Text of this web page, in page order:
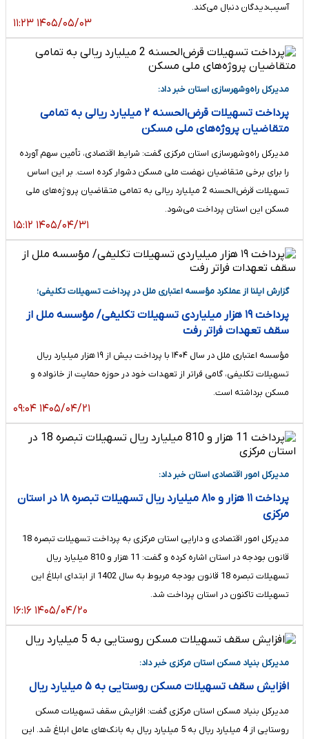
آسیب‌دیدگان دنبال می‌کند.
۱۴۰۵/۰۵/۰۳ ۱۱:۲۳
مدیرکل راه‌وشهرسازی استان خبر داد:
پرداخت تسهیلات قرض‌الحسنه ۲ میلیارد ریالی به تمامی
متقاضیان پروژه‌های ملی مسکن
مدیرکل راه‌وشهرسازی استان مرکزی گفت: شرایط اقتصادی، تأمین سهم آورده
را برای برخی متقاضیان نهضت ملی مسکن دشوار کرده است. بر این اساس
تسهیلات قرض‌الحسنه 2 میلیارد ریالی به تمامی متقاضیان پروژه‌های ملی
مسکن این استان پرداخت می‌شود.
۱۴۰۵/۰۴/۳۱ ۱۵:۱۲
گزارش ایلنا از عملکرد مؤسسه اعتباری ملل در پرداخت تسهیلات تکلیفی؛
پرداخت ۱۹ هزار میلیاردی تسهیلات تکلیفی/ مؤسسه ملل از
سقف تعهدات فراتر رفت
مؤسسه اعتباری ملل در سال ۱۴۰۴ با پرداخت بیش از ۱۹ هزار میلیارد ریال
تسهیلات تکلیفی، گامی فراتر از تعهدات خود در حوزه حمایت از خانواده و
مسکن برداشته است.
۱۴۰۵/۰۴/۲۱ ۰۹:۰۴
مدیرکل امور اقتصادی استان خبر داد:
پرداخت ۱۱ هزار و ۸۱۰ میلیارد ریال تسهیلات تبصره ۱۸ در استان
مرکزی
مدیرکل امور اقتصادی و دارایی استان مرکزی به پرداخت تسهیلات تبصره 18
قانون بودجه در استان اشاره کرده و گفت: 11 هزار و 810 میلیارد ریال
تسهیلات تبصره 18 قانون بودجه مربوط به سال 1402 از ابتدای ابلاغ این
تسهیلات تاکنون در استان پرداخت شد.
۱۴۰۵/۰۴/۲۰ ۱۶:۱۶
مدیرکل بنیاد مسکن استان مرکزی خبر داد:
افزایش سقف تسهیلات مسکن روستایی به ۵ میلیارد ریال
مدیرکل بنیاد مسکن استان مرکزی گفت: افزایش سقف تسهیلات مسکن
روستایی از 4 میلیارد ریال به 5 میلیارد ریال به بانک‌های عامل ابلاغ شد. این